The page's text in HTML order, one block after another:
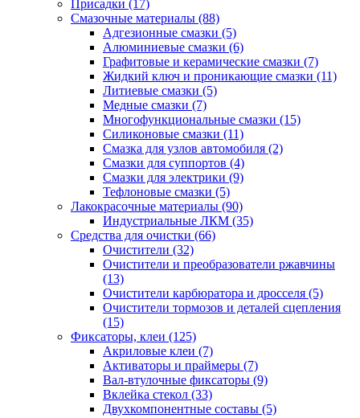
Присадки (17)
Смазочные материалы (88)
Адгезионные смазки (5)
Алюминиевые смазки (6)
Графитовые и керамические смазки (7)
Жидкий ключ и проникающие смазки (11)
Литиевые смазки (5)
Медные смазки (7)
Многофункциональные смазки (15)
Силиконовые смазки (11)
Смазка для узлов автомобиля (2)
Смазки для суппортов (4)
Смазки для электрики (9)
Тефлоновые смазки (5)
Лакокрасочные материалы (90)
Индустриальные ЛКМ (35)
Средства для очистки (66)
Очистители (32)
Очистители и преобразователи ржавчины
(13)
Очистители карбюратора и дросселя (5)
Очистители тормозов и деталей сцепления
(15)
Фиксаторы, клеи (125)
Акриловые клеи (7)
Активаторы и праймеры (7)
Вал-втулочные фиксаторы (9)
Вклейка стекол (33)
Двухкомпонентные составы (5)